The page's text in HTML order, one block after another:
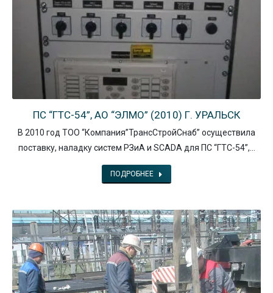
ПС “ГТС-54”, АО “ЭЛМО” (2010) Г. УРАЛЬСК
В 2010 год ТОО “Компания”ТрансСтройСнаб” осуществила
поставку, наладку систем РЗиА и SCADA для ПС “ГТС-54”,…
ПОДРОБНЕЕ